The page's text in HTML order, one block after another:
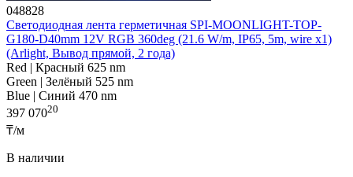
048828
Светодиодная лента герметичная SPI-MOONLIGHT-TOP-
G180-D40mm 12V RGB 360deg (21.6 W/m, IP65, 5m, wire x1)
(Arlight, Вывод прямой, 2 года)
Red | Красный 625 nm
Green | Зелёный 525 nm
Blue | Синий 470 nm
397 07020
₸/м
В наличии